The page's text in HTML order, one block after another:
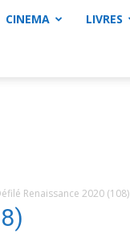
CINEMA LIVRES
Renaissance 2020 (108)